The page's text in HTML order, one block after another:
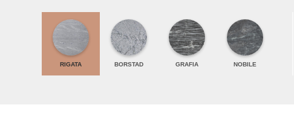
RIGATA BORSTAD GRAFIA NOBILE